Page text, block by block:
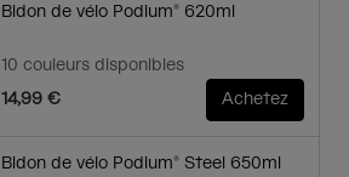
Bidon de vélo Podium® 620ml
10 couleurs disponibles
14,99 €
Achetez
Bidon de vélo Podium® Steel 650ml